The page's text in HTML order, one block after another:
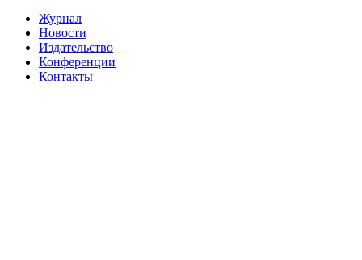
Журнал
Новости
Издательство
Конференции
Контакты